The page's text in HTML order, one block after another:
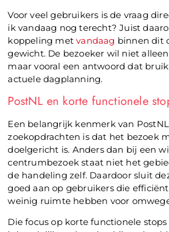
Voor veel gebruikers is de vraag
ik vandaag nog terecht? Juist
koppeling metvandaag binnen dit
gewicht. De bezoeker wil niet
maar vooral een antwoord dat
actuele dagplanning.
PostNL en korte functionele
Een belangrijk kenmerk van
zoekopdrachten is dat het bezoek
doelgericht is. Anders dan bij een
centrumbezoek staat niet het
de handeling zelf. Daardoor sluit
goed aan op gebruikers die
weinig ruimte hebben voor
Die focus op korte functionele